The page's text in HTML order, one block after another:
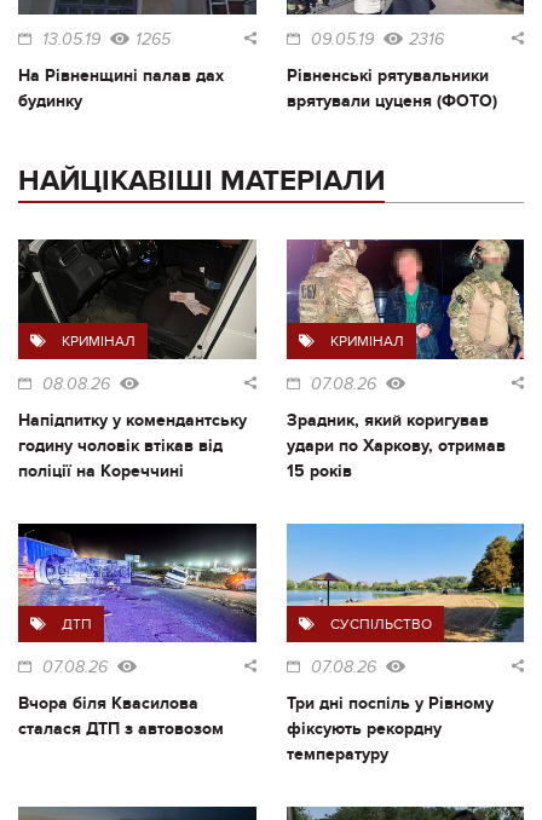
13.05.19 1265
На Рівненщині палав дах
будинку
09.05.19 2316
Рівненські рятувальники
врятували цуценя (ФОТО)
НАЙЦІКАВІШІ МАТЕРІАЛИ
КРИМІНАЛ
08.08.26
Напідпитку у комендантську
годину чоловік втікав від
поліції на Кореччині
КРИМІНАЛ
07.08.26
Зрадник, який коригував
удари по Харкову, отримав
15 років
ДТП
07.08.26
Вчора біля Квасилова
сталася ДТП з автовозом
СУСПІЛЬСТВО
07.08.26
Три дні поспіль у Рівному
фіксують рекордну
температуру